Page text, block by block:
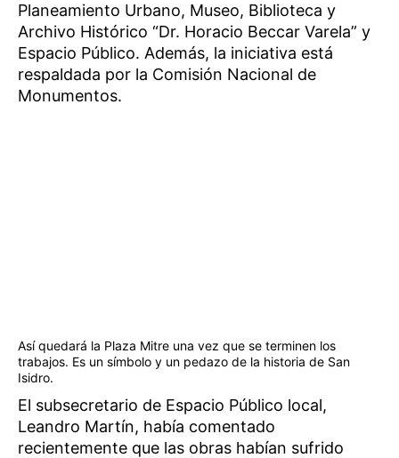
Planeamiento Urbano, Museo, Biblioteca y
Archivo Histórico “Dr. Horacio Beccar Varela” y
Espacio Público. Además, la iniciativa está
respaldada por la Comisión Nacional de
Monumentos.
Así quedará la Plaza Mitre una vez que se terminen los
trabajos. Es un símbolo y un pedazo de la historia de San
Isidro.
El subsecretario de Espacio Público local,
Leandro Martín, había comentado
recientemente que las obras habían sufrido